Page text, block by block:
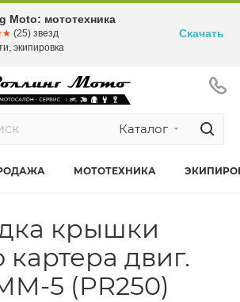
Каталог
МОТОТЕХНИКА
крышки
картера двиг.
5 (PR250)
Moto: мототехника
(25) звезд
экипировка
Скачать